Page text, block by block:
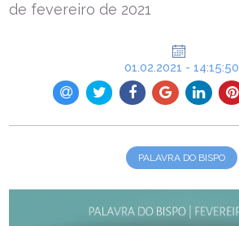
de fevereiro de 2021
01.02.2021 - 14:15:50
PALAVRA DO BISPO